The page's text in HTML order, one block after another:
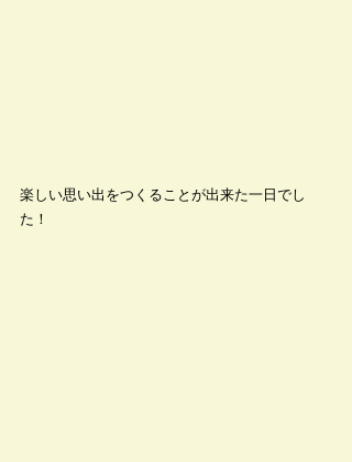
楽しい思い出をつくることが出来た一日でし
た！